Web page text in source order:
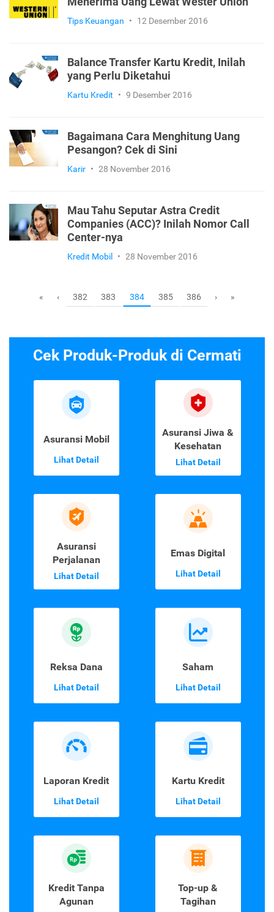
Tips Keuangan • 12 Desember 2016
Balance Transfer Kartu Kredit, Inilah
yang Perlu Diketahui
Kartu Kredit • 9 Desember 2016
Bagaimana Cara Menghitung Uang
Pesangon? Cek di Sini
Karir • 28 November 2016
Mau Tahu Seputar Astra Credit
Companies (ACC)? Inilah Nomor Call
Center-nya
Kredit Mobil • 28 November 2016
« ‹ 382 383 384 385 386 › »
Cek Produk-Produk di Cermati
Asuransi Mobil
Lihat Detail
Asuransi Jiwa &
Kesehatan
Lihat Detail
Asuransi
Perjalanan
Lihat Detail
Emas Digital
Lihat Detail
Reksa Dana
Lihat Detail
Saham
Lihat Detail
Laporan Kredit
Lihat Detail
Kartu Kredit
Lihat Detail
Kredit Tanpa
Agunan
Top-up &
Tagihan